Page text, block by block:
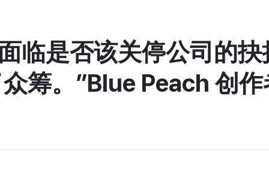
临是否该关停公司的抉
筹。”Blue Peach 创作